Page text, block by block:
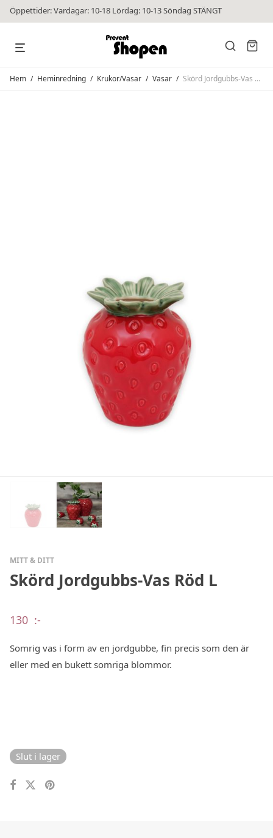
Öppettider: Vardagar: 10-18 Lördag: 10-13 Söndag STÄNGT
Hem / Heminredning / Krukor/Vasar / Vasar / Skörd Jordgubbs-Vas Röd L
MITT & DITT
Skörd Jordgubbs-Vas Röd L
130 :-
Somrig vas i form av en jordgubbe, fin precis som den är
eller med en bukett somriga blommor.
Slut i lager